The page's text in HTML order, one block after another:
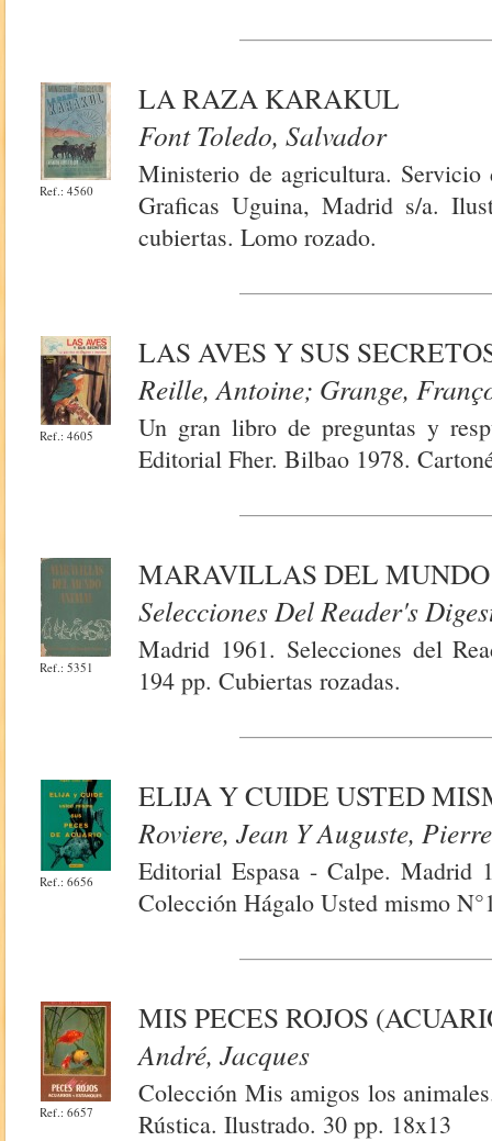
Ref.: 4560
LA RAZA KARAKUL
Font Toledo, Salvador
Ministerio de agricultura. Servicio
Graficas Uguina, Madrid s/a.
cubiertas. Lomo rozado.
Ref.: 4605
LAS AVES Y SUS
Reille, Antoine; Grange,
Un gran libro de preguntas y
Editorial Fher. Bilbao 1978.
Ref.: 5351
MARAVILLAS DEL
Selecciones Del Reader's
Madrid 1961. Selecciones del
194 pp. Cubiertas rozadas.
Ref.: 6656
ELIJA Y CUIDE USTED
Roviere, Jean Y Auguste, Pierre
Editorial Espasa - Calpe. Madrid
Colección Hágalo Usted mismo
Ref.: 6657
MIS PECES ROJOS
André, Jacques
Colección Mis amigos los
Rústica. Ilustrado. 30 pp. 18x13